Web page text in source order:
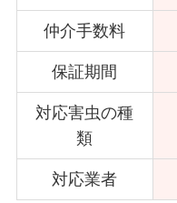
仲介手数料
保証期間
対応害虫の種
類
対応業者